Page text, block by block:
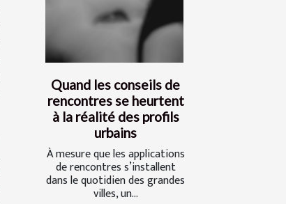
Quand les conseils de
rencontres se heurtent
à la réalité des profils
urbains
À mesure que les applications
de rencontres s’installent
dans le quotidien des grandes
villes, un...